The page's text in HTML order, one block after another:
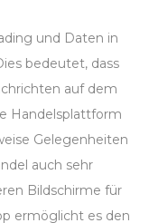
und Daten in
bedeutet, dass
auf dem
Handelsplattform
Gelegenheiten
auch sehr
Bildschirme für
ermöglicht es den